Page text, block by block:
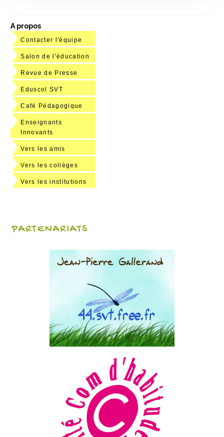
A propos
Contacter l'équipe
Salon de l'éducation
Revue de Presse
Eduscol SVT
Café Pédagogique
Enseignants
Innovants
Vers les amis
Vers les collèges
Vers les institutions
PARTENARIATS